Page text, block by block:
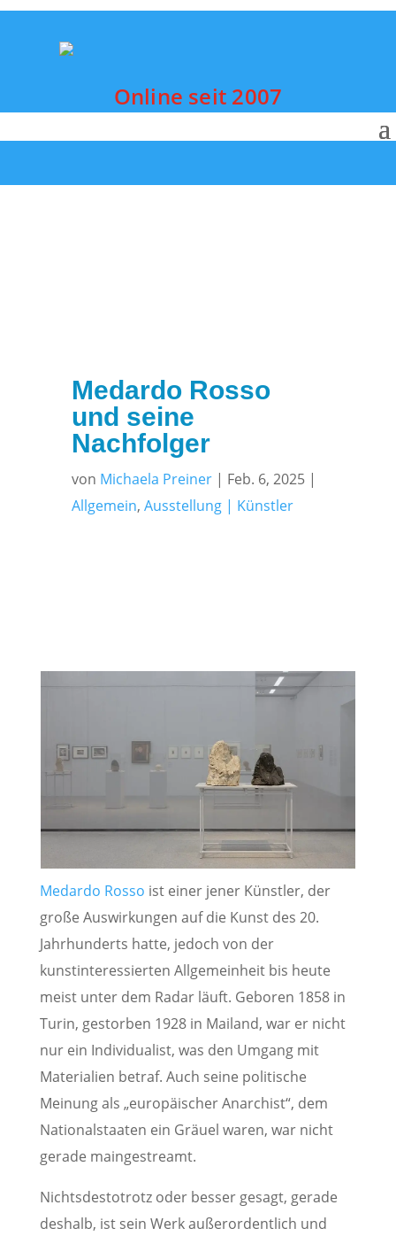
Online seit 2007
Medardo Rosso
und seine
Nachfolger
von Michaela Preiner| Feb. 6, 2025|
Allgemein, Ausstellung | Künstler
Medardo Rosso ist einer jener Künstler, der
große Auswirkungen auf die Kunst des 20.
Jahrhunderts hatte, jedoch von der
kunstinteressierten Allgemeinheit bis heute
meist unter dem Radar läuft. Geboren 1858 in
Turin, gestorben 1928 in Mailand, war er nicht
nur ein Individualist, was den Umgang mit
Materialien betraf. Auch seine politische
Meinung als „europäischer Anarchist“, dem
Nationalstaaten ein Gräuel waren, war nicht
gerade maingestreamt.
Nichtsdestotrotz oder besser gesagt, gerade
deshalb, ist sein Werk außerordentlich und